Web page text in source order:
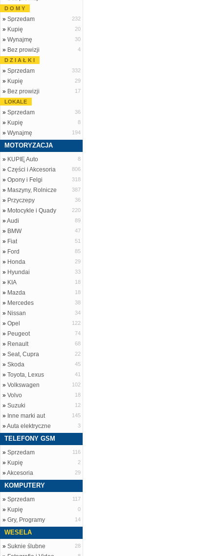
D O M Y
» Sprzedam 232
» Kupię 20
» Wynajmę 30
» Bez prowizji
4
D Z I A Ł K I
» Sprzedam 332
» Kupię 29
» Bez prowizji
17
LOKALE
» Sprzedam 36
» Kupię 8
» Wynajmę 194
MOTORYZACJA
» KUPIĘ Auto 8
» Części i Akcesoria 806
» Opony i Felgi 318
» Maszyny, Rolnicze 387
» Przyczepy 36
» Motocykle i Quady 220
»Audi 89
» BMW 47
» Fiat 51
» Ford 85
» Honda 29
» Hyundai 33
» KIA 18
» Mazda 18
» Mercedes 38
» Nissan 34
» Opel 122
» Peugeot 74
» Renault 68
» Seat, Cupra 22
» Skoda 45
» Toyota, Lexus 41
» Volkswagen 102
» Volvo 18
» Suzuki 12
» Inne marki aut 145
»Auta elektryczne 3
TELEFONY GSM
» Sprzedam 116
» Kupię 2
»Akcesoria 29
KOMPUTERY
» Sprzedam 117
» Kupię 0
» Gry, Programy 14
WESELA
» Suknie ślubne 28